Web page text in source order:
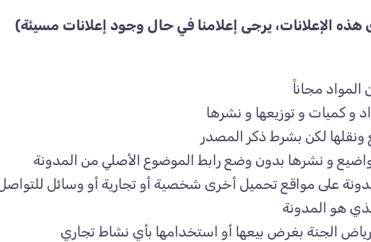
الإعلانات، يرجى إعلامنا في حال وجود إعلانات مسيئة)
مجاناً
و كميات و توزيعها و نشرها
لكن بشرط ذكر المصدر
و نشرها بدون وضع رابط الموضوع الأصلي من المدونة
على مواقع تحميل أخرى شخصية أو تجارية أو وسائل
هو المدونة
الجنة بغرض بيعها أو استخدامها بأي نشاط تجاري